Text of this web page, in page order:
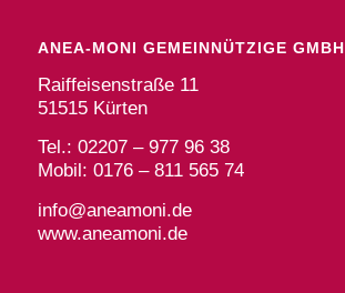
ANEA-MONI GEMEINNÜTZIGE GMBH
Raiffeisenstraße 11
51515 Kürten
Tel.: 02207 – 977 96 38
Mobil: 0176 – 811 565 74
info@aneamoni.de
www.aneamoni.de